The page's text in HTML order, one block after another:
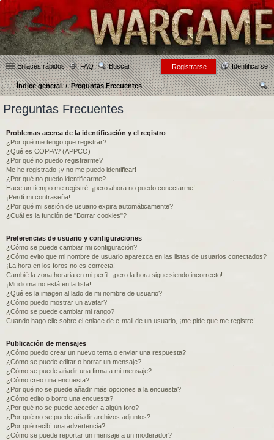
Enlaces rápidos FAQ Buscar Identificarse
Registrarse
Índice general
Preguntas Frecuentes
Preguntas Frecuentes
Problemas acerca de la identificación y el registro
¿Por qué me tengo que registrar?
¿Qué es COPPA? (APPCO)
¿Por qué no puedo registrarme?
Me he registrado ¡y no me puedo identificar!
¿Por qué no puedo identificarme?
Hace un tiempo me registré, ¡pero ahora no puedo conectarme!
¡Perdí mi contraseña!
¿Por qué mi sesión de usuario expira automáticamente?
¿Cuál es la función de "Borrar cookies"?
Preferencias de usuario y configuraciones
¿Cómo se puede cambiar mi configuración?
¿Cómo evito que mi nombre de usuario aparezca en las listas de usuarios conectados?
¡La hora en los foros no es correcta!
Cambié la zona horaria en mi perfil, ¡pero la hora sigue siendo incorrecto!
¡Mi idioma no está en la lista!
¿Qué es la imagen al lado de mi nombre de usuario?
¿Cómo puedo mostrar un avatar?
¿Cómo se puede cambiar mi rango?
Cuando hago clic sobre el enlace de e-mail de un usuario, ¡me pide que me registre!
Publicación de mensajes
¿Cómo puedo crear un nuevo tema o enviar una respuesta?
¿Cómo se puede editar o borrar un mensaje?
¿Cómo se puede añadir una firma a mi mensaje?
¿Cómo creo una encuesta?
¿Por qué no se puede añadir más opciones a la encuesta?
¿Cómo edito o borro una encuesta?
¿Por qué no se puede acceder a algún foro?
¿Por qué no se puede añadir archivos adjuntos?
¿Por qué recibí una advertencia?
¿Cómo se puede reportar un mensaje a un moderador?